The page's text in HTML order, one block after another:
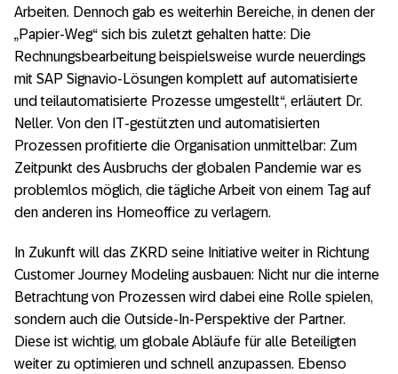
Arbeiten. Dennoch gab es weiterhin Bereiche, in denen der
„Papier-Weg“ sich bis zuletzt gehalten hatte: Die
Rechnungsbearbeitung beispielsweise wurde neuerdings
mit SAP Signavio-Lösungen komplett auf automatisierte
und teilautomatisierte Prozesse umgestellt“, erläutert Dr.
Neller. Von den IT-gestützten und automatisierten
Prozessen profitierte die Organisation unmittelbar: Zum
Zeitpunkt des Ausbruchs der globalen Pandemie war es
problemlos möglich, die tägliche Arbeit von einem Tag auf
den anderen ins Homeoffice zu verlagern.
In Zukunft will das ZKRD seine Initiative weiter in Richtung
Customer Journey Modeling ausbauen: Nicht nur die interne
Betrachtung von Prozessen wird dabei eine Rolle spielen,
sondern auch die Outside-In-Perspektive der Partner.
Diese ist wichtig, um globale Abläufe für alle Beteiligten
weiter zu optimieren und schnell anzupassen. Ebenso